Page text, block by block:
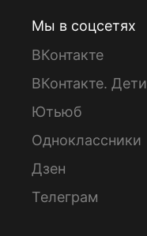
Мы в соцсетях
ВКонтакте
ВКонтакте. Дети
Ютьюб
Одноклассники
Дзен
Телеграм